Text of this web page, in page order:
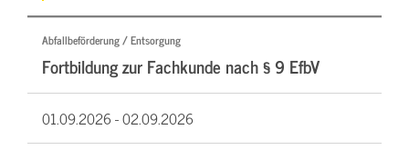
Abfallbeförderung / Entsorgung
Fortbildung zur Fachkunde nach § 9 EfbV
01.09.2026 -02.09.2026